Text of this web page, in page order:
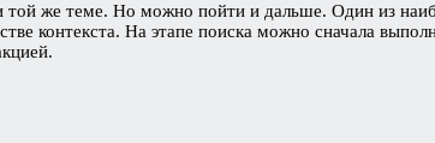
же теме. Но можно пойти и дальше. Один из
контекста. На этапе поиска можно сначала